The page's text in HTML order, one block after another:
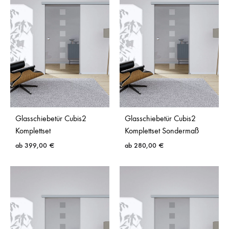
Glasdesign wählen:
Transparenz, Sichtschutz
und Raumwirkung berücksichtigen
Komfort festlegen: je nach Nutzung SoftClose,
Griff und Verriegelung prüfen
Häufig gewählte Standardgrößen sind:
65 x 205 cm (650 x 2050 mm)– für schmale
Öffnungen
77,5 x 205 cm (775 x 2050 mm)– für mittlere
Durchgänge
Glasschiebetür Cubis2
Komplettset
ab 399,00 €
Glasschiebetür Cubis2
Komplettset Sondermaß
ab 280,00 €